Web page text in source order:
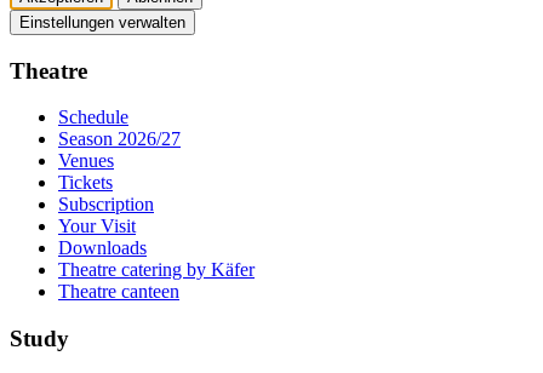
Einstellungen verwalten
Theatre
Schedule
Season 2026/27
Venues
Tickets
Subscription
Your Visit
Downloads
Theatre catering by Käfer
Theatre canteen
Study